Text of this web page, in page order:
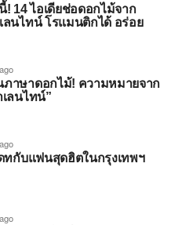
! 14 ไอเดียช่อดอกไม้จาก
ลนไทน์ โรแมนติกได้ อร่อย
ภาษาดอกไม้! ความหมายจาก
ลนไทน์”
ทกับแฟนสุดฮิตในกรุงเทพฯ